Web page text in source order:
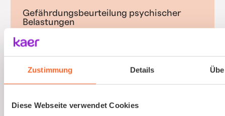
Zustimmung Details
Diese Webseite verwendet Cookies
Gefährdungsbeurteilung psychischer
Belastungen
Psychische Belastungen am Arbeitsplatz mit
Durchführung erfassen.
Gesetzlich vorgeschriebene
lassen.